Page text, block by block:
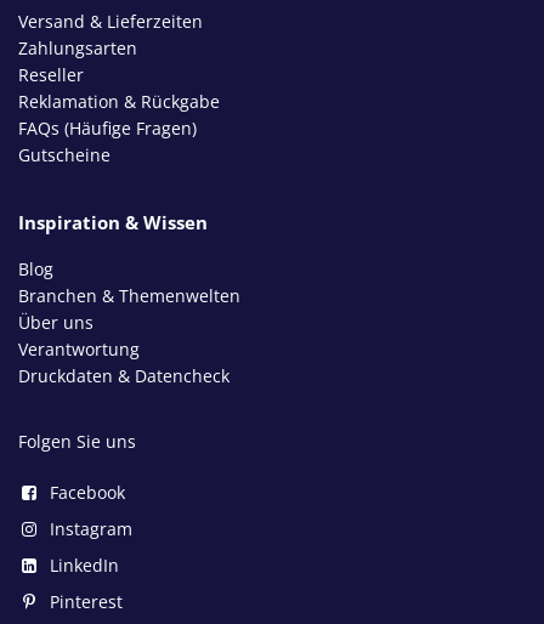
Versand & Lieferzeiten
Zahlungsarten
Reseller
Reklamation & Rückgabe
FAQs (Häufige Fragen)
Gutscheine
Inspiration & Wissen
Blog
Branchen & Themenwelten
Über uns
Verantwortung
Druckdaten & Datencheck
Folgen Sie uns
Facebook
Instagram
LinkedIn
Pinterest